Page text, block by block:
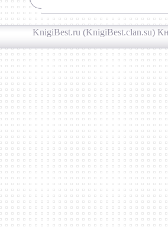
KnigiBest.ru (KnigiBest.clan.su)